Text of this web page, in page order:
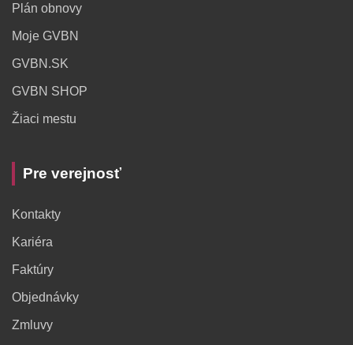
Plán obnovy
Moje GVBN
GVBN.SK
GVBN SHOP
Žiaci mestu
Pre verejnosť
Kontakty
Kariéra
Faktúry
Objednávky
Zmluvy